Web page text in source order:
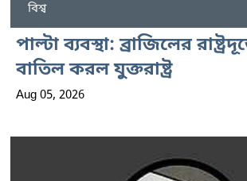
বিশ্ব
পাল্টা ব্যবস্থা: ব্রাজিলের
বাতিল করল যুক্তরাষ্ট্র
Aug 05, 2026